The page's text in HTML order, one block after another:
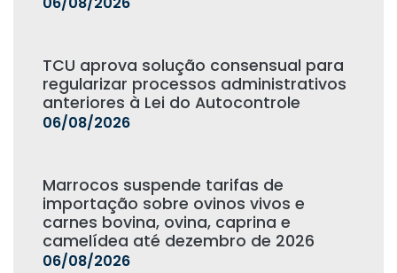
TCU aprova solução consensual para
regularizar processos administrativos
anteriores à Lei do Autocontrole
06/08/2026
Marrocos suspende tarifas de
importação sobre ovinos vivos e
carnes bovina, ovina, caprina e
camelídea até dezembro de 2026
06/08/2026